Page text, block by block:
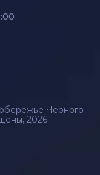
Черного
2026